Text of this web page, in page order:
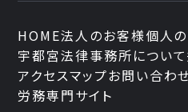
HOME法人のお客様個人
宇都宮法律事務所について
アクセスマップお問い合わ
労務専門サイト